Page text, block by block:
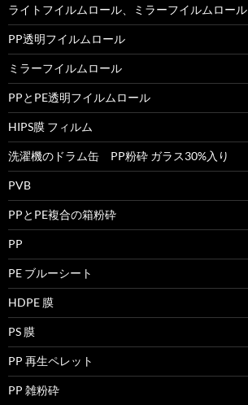
ライトフイルムロール、ミラーフイルムロール
PP透明フイルムロール
ミラーフイルムロール
PPとPE透明フイルムロール
HIPS膜 フィルム
洗濯機のドラム缶 PP粉砕 ガラス30%入り
PVB
PPとPE複合の箱粉砕
PP
PE ブルーシート
HDPE 膜
PS 膜
PP 再生ペレット
PP 雑粉砕